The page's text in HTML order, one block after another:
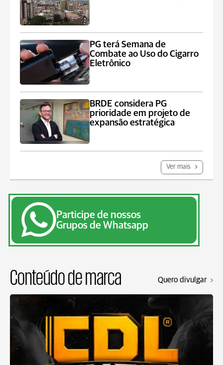
PG terá Semana de
Combate ao Uso do Cigarro
Eletrônico
BRDE considera PG
prioridade em projeto de
expansão estratégica
Ver mais
Participe de nossos
Grupos de Whatsapp
Conteúdo de marca Quero divulgar